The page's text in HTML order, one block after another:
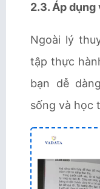
2.3. Áp
Ngoài lý
tập thực
bạn dễ
sống và học